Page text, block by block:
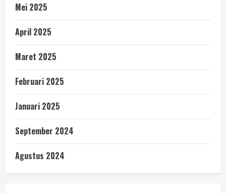
Mei 2025
April 2025
Maret 2025
Februari 2025
Januari 2025
September 2024
Agustus 2024